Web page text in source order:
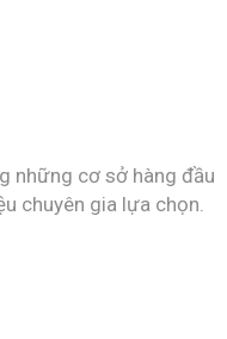
những cơ sở hàng đầu
chuyên gia lựa chọn.